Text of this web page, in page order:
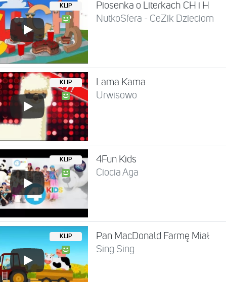
KLIP
Piosenka o Literkach CH i H
NutkoSfera - CeZik Dzieciom
KLIP
Lama Kama
Urwisowo
KLIP
4Fun Kids
Ciocia Aga
KLIP
Pan MacDonald Farmę Miał
Sing Sing